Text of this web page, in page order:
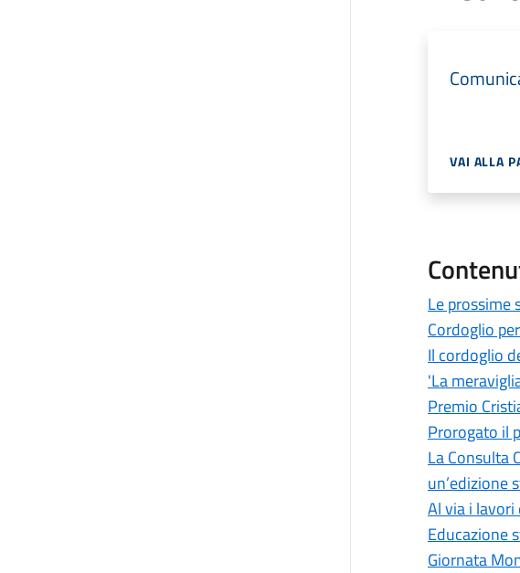
VAI ALLA
Le prossime
Cordoglio
Il cordoglio
'La
Premio
Prorogato il
La Consulta
un’edizione
Al via i
Educazione
Giornata